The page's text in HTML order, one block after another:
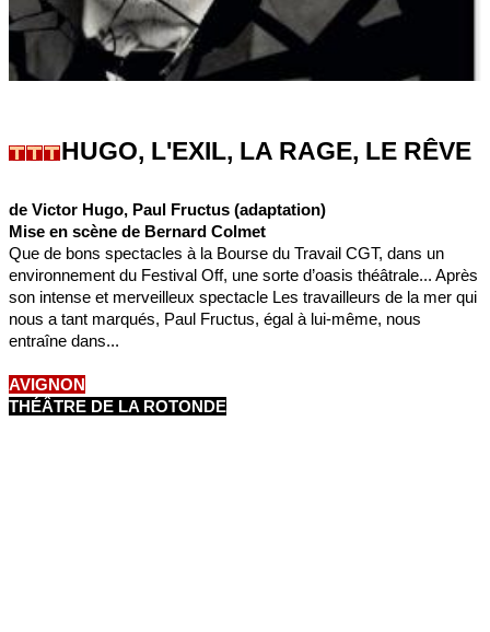
HUGO, L'EXIL, LA RAGE, LE RÊVE
de Victor Hugo, Paul Fructus (adaptation)
Mise en scène de Bernard Colmet
Que de bons spectacles à la Bourse du Travail CGT, dans un
environnement du Festival Off, une sorte d’oasis théâtrale... Après
son intense et merveilleux spectacle Les travailleurs de la mer qui
nous a tant marqués, Paul Fructus, égal à lui-même, nous
entraîne dans...
AVIGNON
THÉÂTRE DE LA ROTONDE